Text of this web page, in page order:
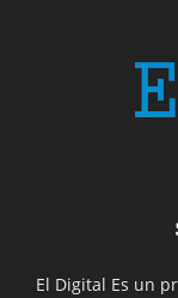
El Digital Es un